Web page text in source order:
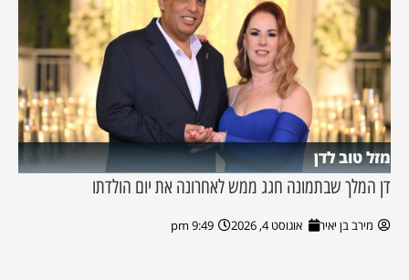
מזל טוב לדן
דן המלך שבתמונה חגג ממש לאחרונה את יום הולדתו
מירב בן יאיר אוגוסט 4, 2026 9:49 pm